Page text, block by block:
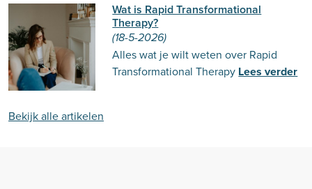
Wat is Rapid Transformational
Therapy?
(18-5-2026)
Alles wat je wilt weten over Rapid
Transformational Therapy Lees verder
Bekijk alle artikelen